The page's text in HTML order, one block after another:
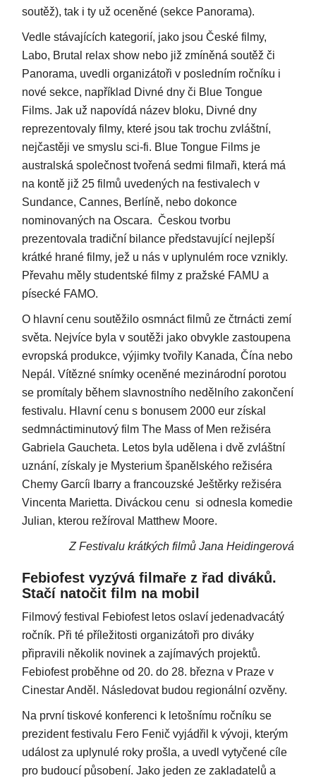
soutěž), tak i ty už oceněné (sekce Panorama).
Vedle stávajících kategorií, jako jsou České filmy,
Labo, Brutal relax show nebo již zmíněná soutěž či
Panorama, uvedli organizátoři v posledním ročníku i
nové sekce, například Divné dny či Blue Tongue
Films. Jak už napovídá název bloku, Divné dny
reprezentovaly filmy, které jsou tak trochu zvláštní,
nejčastěji ve smyslu sci-fi. Blue Tongue Films je
australská společnost tvořená sedmi filmaři, která má
na kontě již 25 filmů uvedených na festivalech v
Sundance, Cannes, Berlíně, nebo dokonce
nominovaných na Oscara. Českou tvorbu
prezentovala tradiční bilance představující nejlepší
krátké hrané filmy, jež u nás v uplynulém roce vznikly.
Převahu měly studentské filmy z pražské FAMU a
písecké FAMO.
O hlavní cenu soutěžilo osmnáct filmů ze čtrnácti zemí
světa. Nejvíce byla v soutěži jako obvykle zastoupena
evropská produkce, výjimky tvořily Kanada, Čína nebo
Nepál. Vítězné snímky oceněné mezinárodní porotou
se promítaly během slavnostního nedělního zakončení
festivalu. Hlavní cenu s bonusem 2000 eur získal
sedmnáctiminutový film The Mass of Men režiséra
Gabriela Gaucheta. Letos byla udělena i dvě zvláštní
uznání, získaly je Mysterium španělského režiséra
Chemy Garcíi Ibarry a francouzské Ještěrky režiséra
Vincenta Marietta. Diváckou cenu si odnesla komedie
Julian, kterou režíroval Matthew Moore.
Z Festivalu krátkých filmů Jana Heidingerová
Febiofest vyzývá filmaře z řad diváků.
Stačí natočit film na mobil
Filmový festival Febiofest letos oslaví jedenadvacátý
ročník. Při té příležitosti organizátoři pro diváky
připravili několik novinek a zajímavých projektů.
Febiofest proběhne od 20. do 28. března v Praze v
Cinestar Anděl. Následovat budou regionální ozvěny.
Na první tiskové konferenci k letošnímu ročníku se
prezident festivalu Fero Fenič vyjádřil k vývoji, kterým
událost za uplynulé roky prošla, a uvedl vytyčené cíle
pro budoucí působení. Jako jeden ze zakladatelů a